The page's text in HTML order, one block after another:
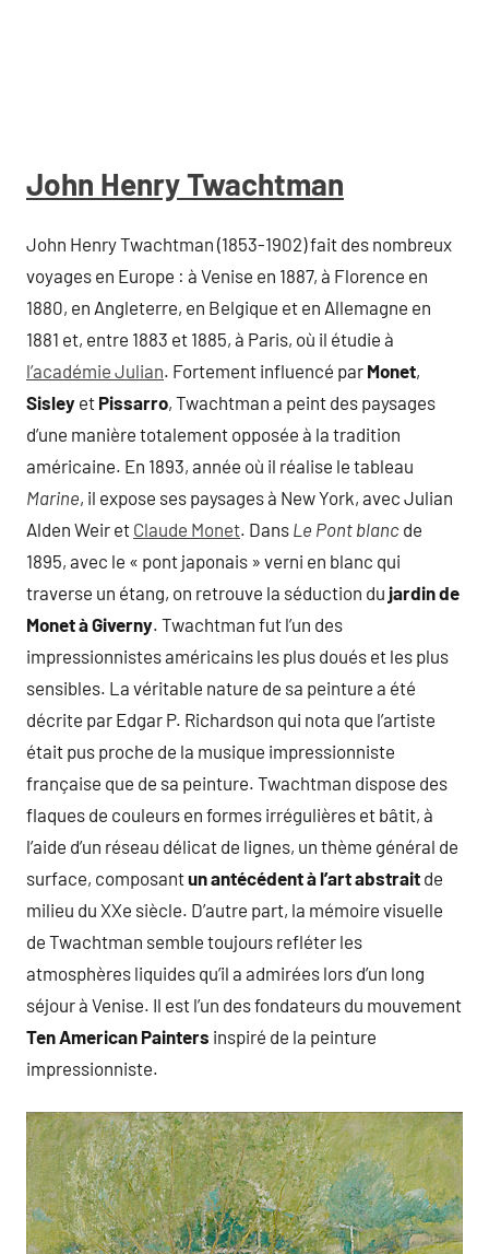
John Henry Twachtman
John Henry Twachtman (1853-1902) fait des nombreux
voyages en Europe : à Venise en 1887, à Florence en
1880, en Angleterre, en Belgique et en Allemagne en
1881 et, entre 1883 et 1885, à Paris, où il étudie à
l’académie Julian. Fortement influencé par Monet,
Sisley et Pissarro, Twachtman a peint des paysages
d’une manière totalement opposée à la tradition
américaine. En 1893, année où il réalise le tableau
Marine, il expose ses paysages à New York, avec Julian
Alden Weir et Claude Monet. Dans Le Pont blanc de
1895, avec le « pont japonais » verni en blanc qui
traverse un étang, on retrouve la séduction du jardin de
Monet à Giverny. Twachtman fut l’un des
impressionnistes américains les plus doués et les plus
sensibles. La véritable nature de sa peinture a été
décrite par Edgar P. Richardson qui nota que l’artiste
était pus proche de la musique impressionniste
française que de sa peinture. Twachtman dispose des
flaques de couleurs en formes irrégulières et bâtit, à
l’aide d’un réseau délicat de lignes, un thème général de
surface, composantun antécédent à l’art abstrait de
milieu du XXe siècle. D’autre part, la mémoire visuelle
de Twachtman semble toujours refléter les
atmosphères liquides qu’il a admirées lors d’un long
séjour à Venise. Il est l’un des fondateurs du mouvement
Ten American Painters inspiré de la peinture
impressionniste.